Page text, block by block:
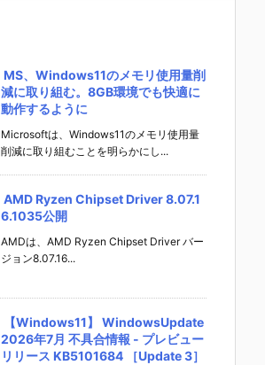
MS、Windows11のメモリ使用量削
減に取り組む。8GB環境でも快適に
動作するように
Microsoftは、Windows11のメモリ使用量
削減に取り組むことを明らかにし...
AMD Ryzen Chipset Driver 8.07.1
6.1035公開
AMDは、AMD Ryzen Chipset Driver バー
ジョン8.07.16...
【Windows11】 WindowsUpdate
2026年7月 不具合情報 - プレビュー
リリース KB5101684 ［Update 3］